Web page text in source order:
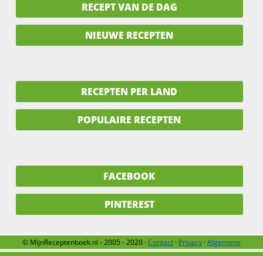
RECEPT VAN DE DAG
NIEUWE RECEPTEN
RECEPTEN PER LAND
POPULAIRE RECEPTEN
FACEBOOK
PINTEREST
© MijnReceptenboek.nl - 2005 - 2020 ·Contact · Privacy ·Algemene